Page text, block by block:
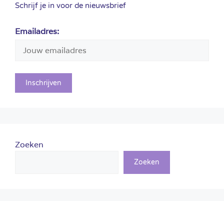
Schrijf je in voor de nieuwsbrief
Emailadres:
Zoeken
Zoeken